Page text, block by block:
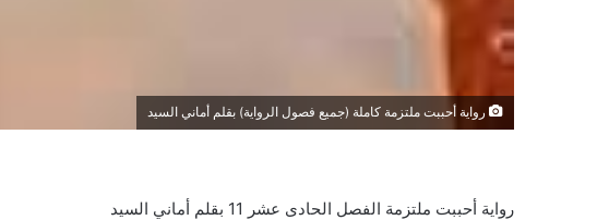
رواية أحببت ملتزمة كاملة (جميع فصول الرواية) بقلم أماني السيد
رواية أحببت ملتزمة الفصل الحادى عشر 11 بقلم أماني السيد